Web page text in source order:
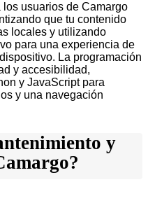
usuarios de Camargo
que tu contenido
locales y utilizando
para una experiencia de
La programación
y accesibilidad,
y JavaScript para
y una navegación
y